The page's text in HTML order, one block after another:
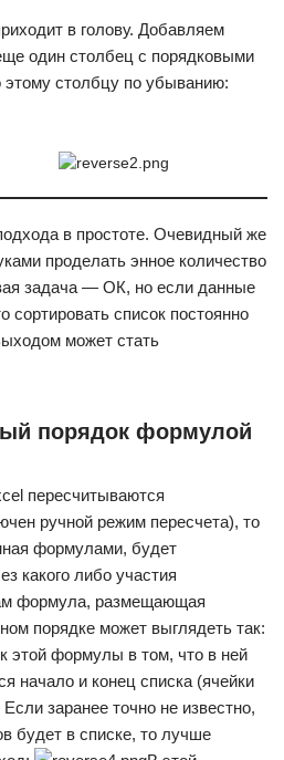
в голову. Добавляем
один столбец с порядковыми
этому столбцу по убыванию:
в простоте. Очевидный же
проделать энное количество
задача — ОК, но если данные
список постоянно
может стать
порядок формулой
пересчитываются
ручной режим пересчета), то
формулами, будет
какого либо участия
формула, размещающая
порядке может выглядеть так:
этой формулы в том, что в ней
начало и конец списка (ячейки
заранее точно не известно,
будет в списке, то лучше